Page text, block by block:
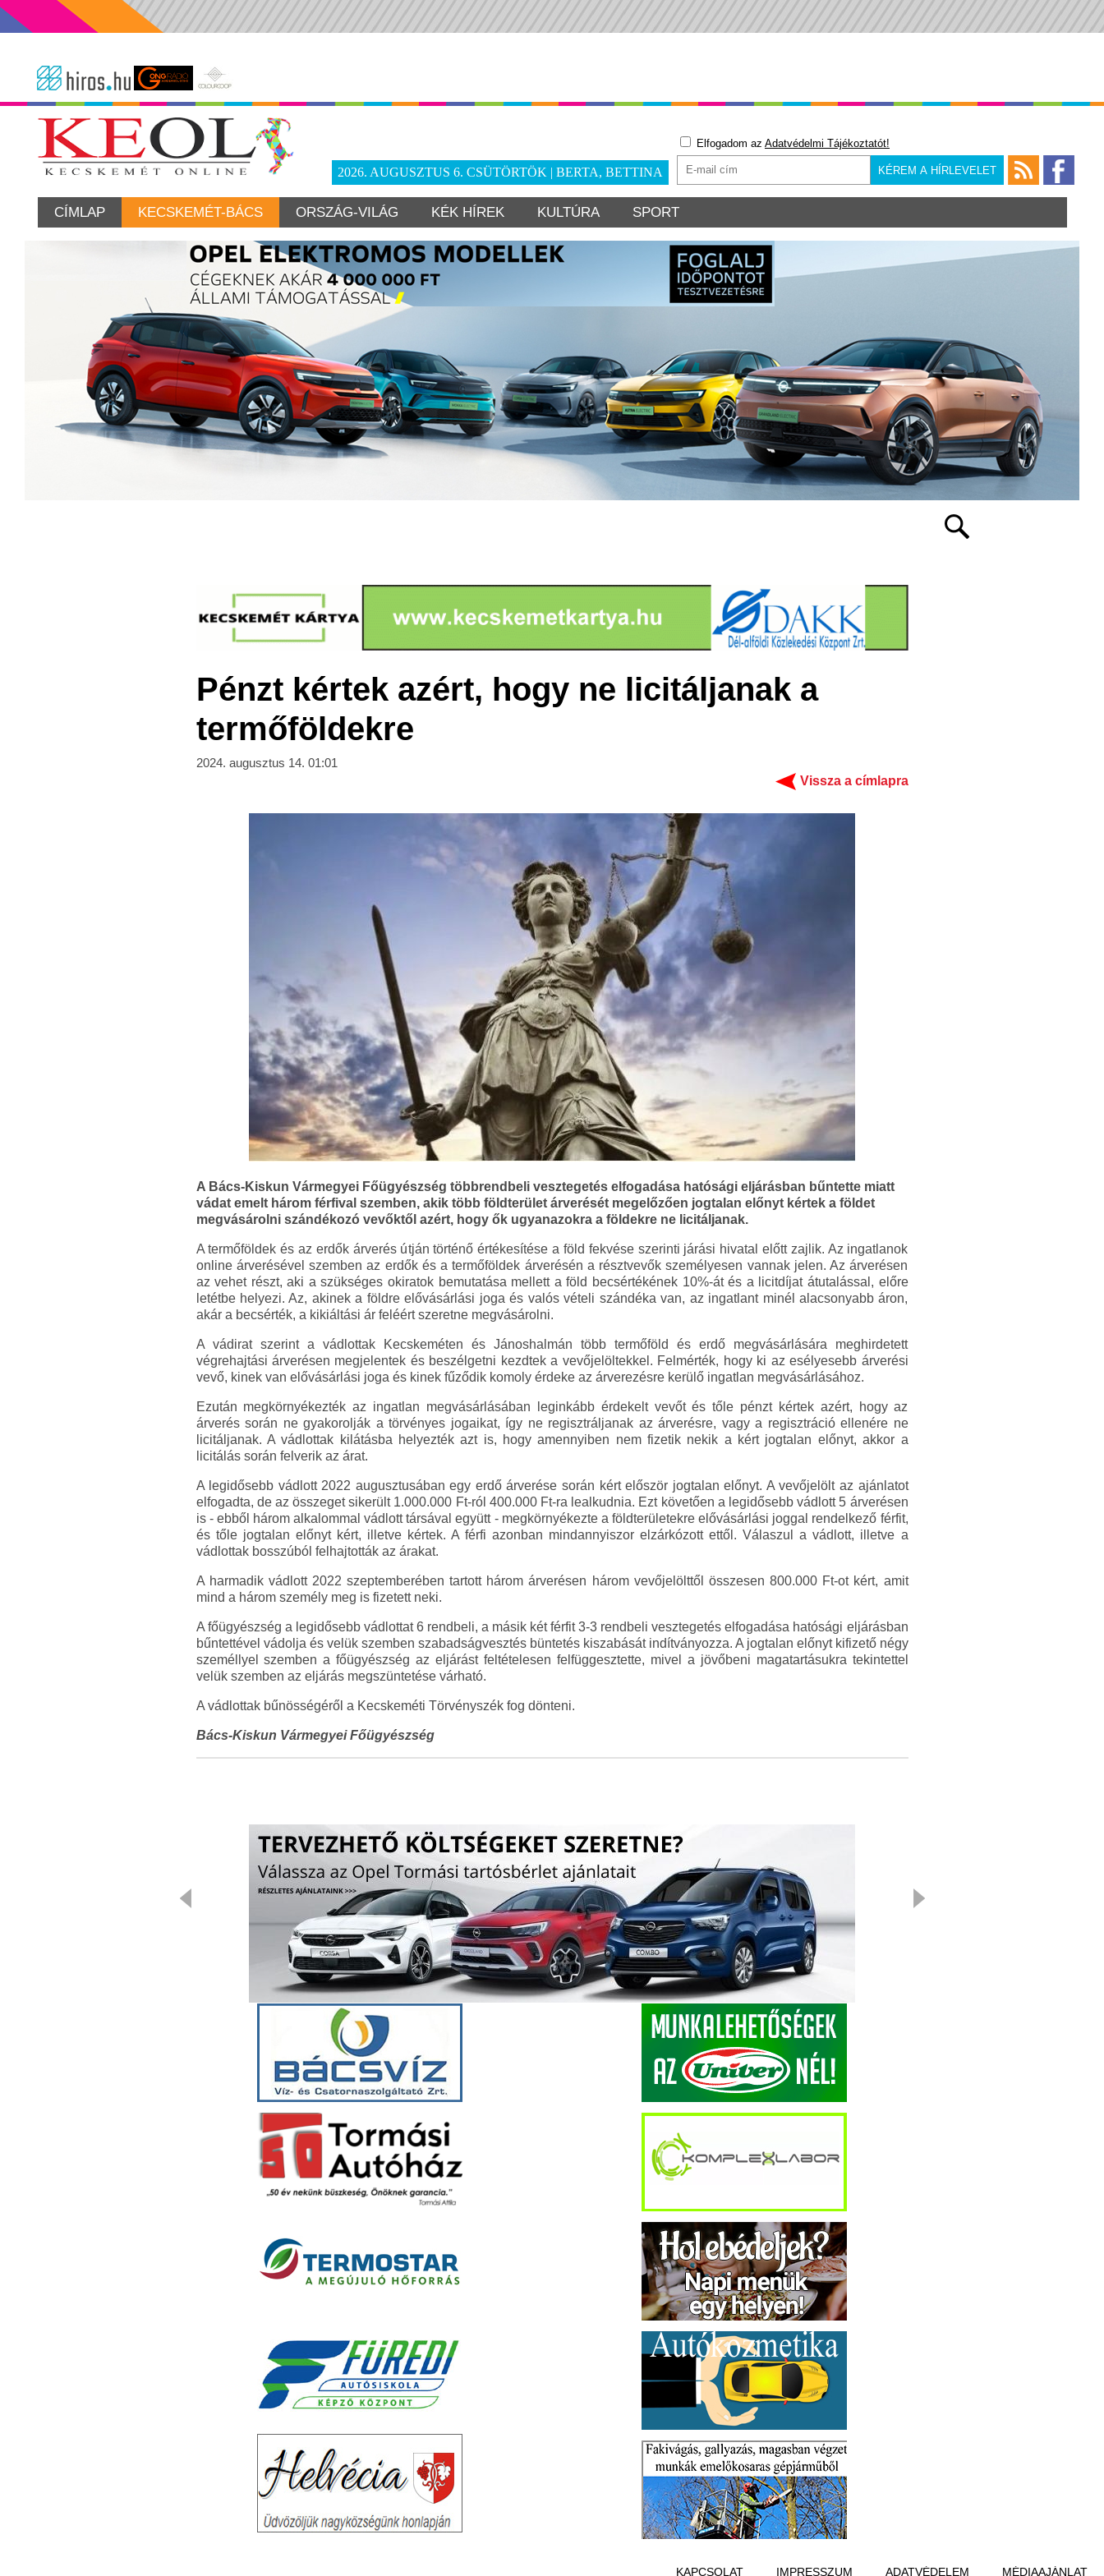
2026. AUGUSZTUS 6. CSÜTÖRTÖK | BERTA, BETTINA
Elfogadom az Adatvédelmi Tájékoztatót!
CÍMLAP KECSKEMÉT-BÁCS ORSZÁG-VILÁG KÉK HÍREK KULTÚRA SPORT
Pénzt kértek azért, hogy ne licitáljanak a
termőföldekre
2024. augusztus 14. 01:01
Vissza a címlapra
A Bács-Kiskun Vármegyei Főügyészség többrendbeli vesztegetés elfogadása hatósági eljárásban bűntette miatt
vádat emelt három férfival szemben, akik több földterület árverését megelőzően jogtalan előnyt kértek a földet
megvásárolni szándékozó vevőktől azért, hogy ők ugyanazokra a földekre ne licitáljanak.
A termőföldek és az erdők árverés útján történő értékesítése a föld fekvése szerinti járási hivatal előtt zajlik. Az ingatlanok
online árverésével szemben az erdők és a termőföldek árverésén a résztvevők személyesen vannak jelen. Az árverésen
az vehet részt, aki a szükséges okiratok bemutatása mellett a föld becsértékének 10%-át és a licitdíjat átutalással, előre
letétbe helyezi. Az, akinek a földre elővásárlási joga és valós vételi szándéka van, az ingatlant minél alacsonyabb áron,
akár a becsérték, a kikiáltási ár feléért szeretne megvásárolni.
A vádirat szerint a vádlottak Kecskeméten és Jánoshalmán több termőföld és erdő megvásárlására meghirdetett
végrehajtási árverésen megjelentek és beszélgetni kezdtek a vevőjelöltekkel. Felmérték, hogy ki az esélyesebb árverési
vevő, kinek van elővásárlási joga és kinek fűződik komoly érdeke az árverezésre kerülő ingatlan megvásárlásához.
Ezután megkörnyékezték az ingatlan megvásárlásában leginkább érdekelt vevőt és tőle pénzt kértek azért, hogy az
árverés során ne gyakorolják a törvényes jogaikat, így ne regisztráljanak az árverésre, vagy a regisztráció ellenére ne
licitáljanak. A vádlottak kilátásba helyezték azt is, hogy amennyiben nem fizetik nekik a kért jogtalan előnyt, akkor a
licitálás során felverik az árat.
A legidősebb vádlott 2022 augusztusában egy erdő árverése során kért először jogtalan előnyt. A vevőjelölt az ajánlatot
elfogadta, de az összeget sikerült 1.000.000 Ft-ról 400.000 Ft-ra lealkudnia. Ezt követően a legidősebb vádlott 5 árverésen
is - ebből három alkalommal vádlott társával együtt - megkörnyékezte a földterületekre elővásárlási joggal rendelkező férfit,
és tőle jogtalan előnyt kért, illetve kértek. A férfi azonban mindannyiszor elzárkózott ettől. Válaszul a vádlott, illetve a
vádlottak bosszúból felhajtották az árakat.
A harmadik vádlott 2022 szeptemberében tartott három árverésen három vevőjelölttől összesen 800.000 Ft-ot kért, amit
mind a három személy meg is fizetett neki.
A főügyészség a legidősebb vádlottat 6 rendbeli, a másik két férfit 3-3 rendbeli vesztegetés elfogadása hatósági eljárásban
bűntettével vádolja és velük szemben szabadságvesztés büntetés kiszabását indítványozza. A jogtalan előnyt kifizető négy
személlyel szemben a főügyészség az eljárást feltételesen felfüggesztette, mivel a jövőbeni magatartásukra tekintettel
velük szemben az eljárás megszüntetése várható.
A vádlottak bűnösségéről a Kecskeméti Törvényszék fog dönteni.
Bács-Kiskun Vármegyei Főügyészség
KAPCSOLAT IMPRESSZUM ADATVÉDELEM MÉDIAAJÁNLAT